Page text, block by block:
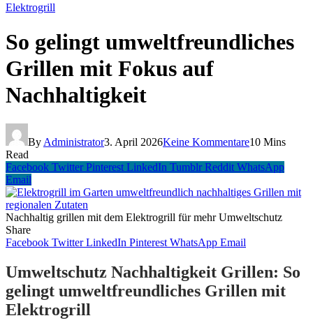
Elektrogrill
So gelingt umweltfreundliches
Grillen mit Fokus auf
Nachhaltigkeit
By Administrator3. April 2026Keine Kommentare10 Mins
Read
Facebook Twitter Pinterest LinkedIn Tumblr Reddit WhatsApp
Email
Nachhaltig grillen mit dem Elektrogrill für mehr Umweltschutz
Share
Facebook Twitter LinkedIn Pinterest WhatsApp Email
Umweltschutz Nachhaltigkeit Grillen: So
gelingt umweltfreundliches Grillen mit
Elektrogrill